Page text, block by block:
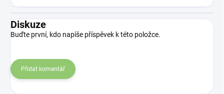
Diskuze
Buďte první, kdo napíše příspěvek k této položce.
Přidat komentář